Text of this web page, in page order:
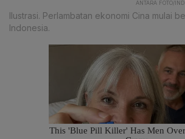
ANTARA FOTO/
Ilustrasi. Perlambatan ekonomi Cina mulai
Indonesia.